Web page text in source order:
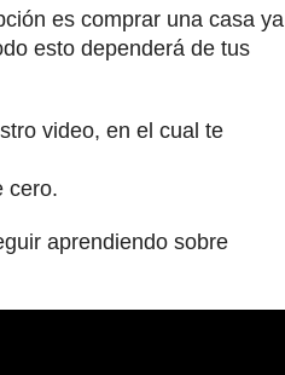
es comprar una casa ya
esto dependerá de tus
video, en el cual te
cero.
aprendiendo sobre